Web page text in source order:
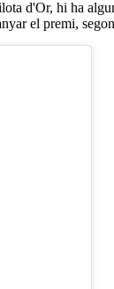
d'Or, hi ha
el premi,